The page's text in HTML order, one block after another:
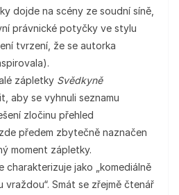
dojde na scény ze soudní síně,
právnické potyčky ve stylu
tvrzení, že se autorka
zápletky Svědkyně
aby se vyhnuli seznamu
zločinu přehled
předem zbytečně naznačen
moment zápletky.
charakterizuje jako „komediálně
vraždou“. Smát se zřejmě čtenář